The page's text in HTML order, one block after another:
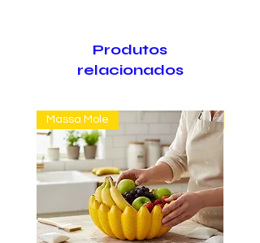
Produtos
relacionados
Massa Mole